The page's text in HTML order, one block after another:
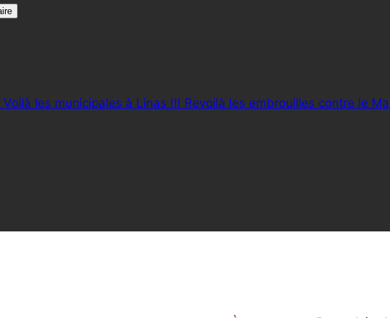
Voilà les municipales à Linas !!! Revoilà les embrouilles contre le